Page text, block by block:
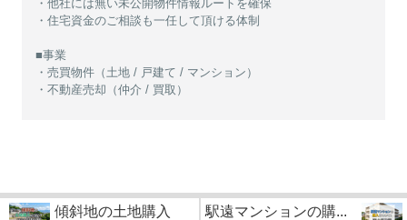
・他社には無い未公開物件情報ルートを確保
・住宅資金のご相談も一任して頂ける体制
■事業
・売買物件（土地 / 戸建て / マンション）
・不動産売却（仲介 / 買取）
傾斜地の土地購入
駅遠マンションの購...